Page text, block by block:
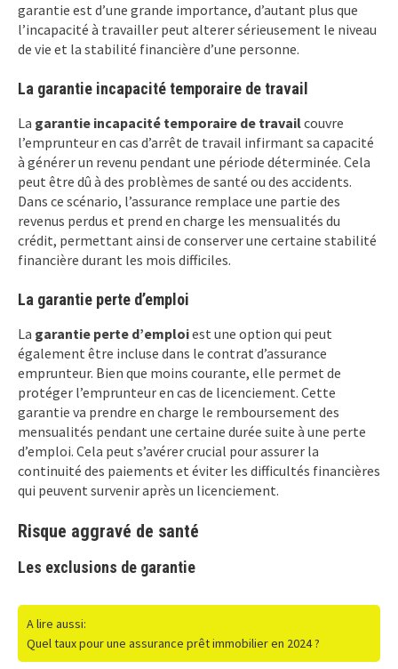
garantie est d’une grande importance, d’autant plus que
l’incapacité à travailler peut alterer sérieusement le niveau
de vie et la stabilité financière d’une personne.
La garantie incapacité temporaire de travail
La garantie incapacité temporaire de travailcouvre
l’emprunteur en cas d’arrêt de travail infirmant sa capacité
à générer un revenu pendant une période déterminée. Cela
peut être dû à des problèmes de santé ou des accidents.
Dans ce scénario, l’assurance remplace une partie des
revenus perdus et prend en charge les mensualités du
crédit, permettant ainsi de conserver une certaine stabilité
financière durant les mois difficiles.
La garantie perte d’emploi
La garantie perte d’emploiest une option qui peut
également être incluse dans le contrat d’assurance
emprunteur. Bien que moins courante, elle permet de
protéger l’emprunteur en cas de licenciement. Cette
garantie va prendre en charge le remboursement des
mensualités pendant une certaine durée suite à une perte
d’emploi. Cela peut s’avérer crucial pour assurer la
continuité des paiements et éviter les difficultés financières
qui peuvent survenir après un licenciement.
Risque aggravé de santé
Les exclusions de garantie
A lire aussi:
Quel taux pour une assurance prêt immobilier en 2024 ?